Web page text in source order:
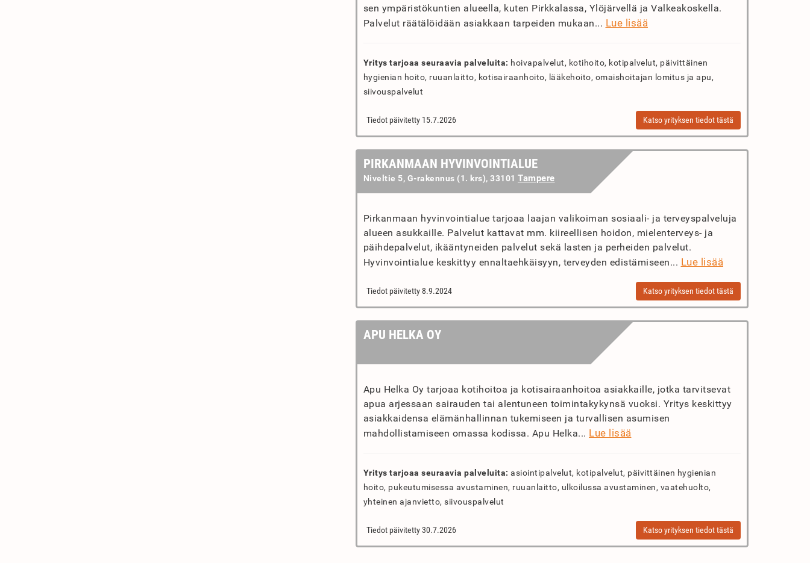
sen ympäristökuntien alueella, kuten Pirkkalassa, Ylöjärvellä ja Valkeakoskella.
Palvelut räätälöidään asiakkaan tarpeiden mukaan... Lue lisää
Yritys tarjoaa seuraavia palveluita: hoivapalvelut, kotihoito, kotipalvelut, päivittäinen
hygienian hoito, ruuanlaitto, kotisairaanhoito, lääkehoito, omaishoitajan lomitus ja apu,
siivouspalvelut
Tiedot päivitetty 15.7.2026 Katso yrityksen tiedot tästä
PIRKANMAAN HYVINVOINTIALUE
Niveltie 5, G-rakennus (1. krs), 33101 Tampere
Pirkanmaan hyvinvointialue tarjoaa laajan valikoiman sosiaali- ja terveyspalveluja
alueen asukkaille. Palvelut kattavat mm. kiireellisen hoidon, mielenterveys- ja
päihdepalvelut, ikääntyneiden palvelut sekä lasten ja perheiden palvelut.
Hyvinvointialue keskittyy ennaltaehkäisyyn, terveyden edistämiseen... Lue lisää
Tiedot päivitetty 8.9.2024 Katso yrityksen tiedot tästä
APU HELKA OY
Apu Helka Oy tarjoaa kotihoitoa ja kotisairaanhoitoa asiakkaille, jotka tarvitsevat
apua arjessaan sairauden tai alentuneen toimintakykynsä vuoksi. Yritys keskittyy
asiakkaidensa elämänhallinnan tukemiseen ja turvallisen asumisen
mahdollistamiseen omassa kodissa. Apu Helka... Lue lisää
Yritys tarjoaa seuraavia palveluita: asiointipalvelut, kotipalvelut, päivittäinen hygienian
hoito, pukeutumisessa avustaminen, ruuanlaitto, ulkoilussa avustaminen, vaatehuolto,
yhteinen ajanvietto, siivouspalvelut
Tiedot päivitetty 30.7.2026 Katso yrityksen tiedot tästä